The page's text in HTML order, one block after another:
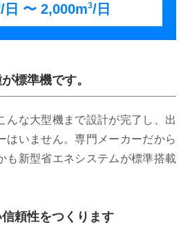
/日 〜 2,000m3/日
標準機です。
んな大型機まで設計が完了し、出
はいません。専門メーカーだから
も新型省エネシステムが標準搭載
頼性をつくります